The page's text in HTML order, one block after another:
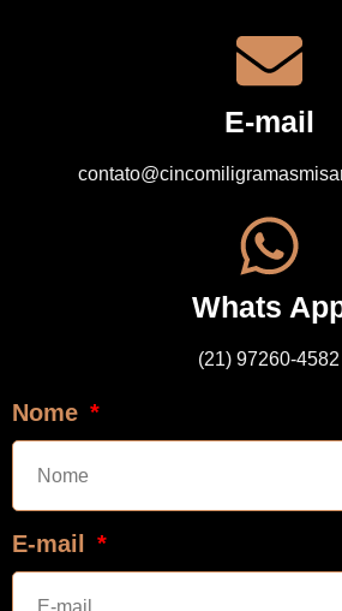
E-mail
Whats
(21) 97260-4582
Nome
E-mail